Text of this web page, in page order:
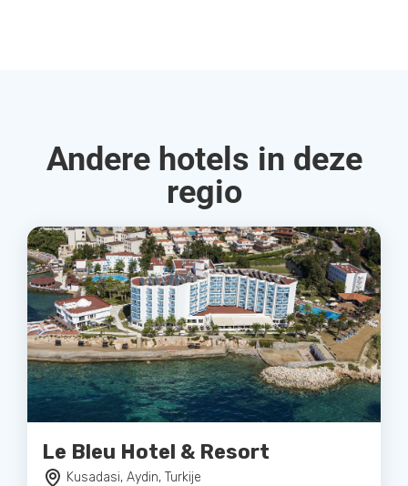
Andere hotels in deze
regio
Le Bleu Hotel & Resort
Kusadasi, Aydin, Turkije